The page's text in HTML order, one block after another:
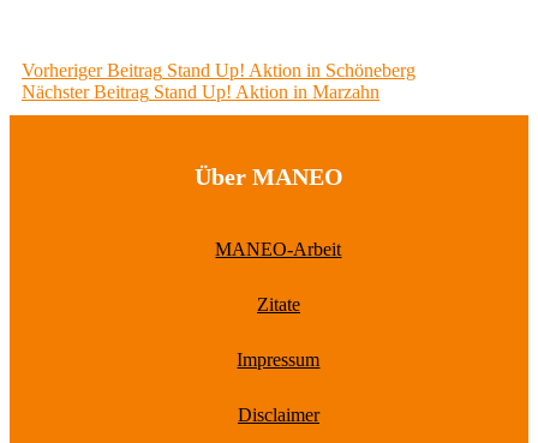
Beitragsnavigation
Vorheriger Beitrag Previous
post:
Stand Up! Aktion in Schöneberg
Nächster Beitrag Next
post:
Stand Up! Aktion in Marzahn
Über MANEO
MANEO-Arbeit
Zitate
Impressum
Disclaimer